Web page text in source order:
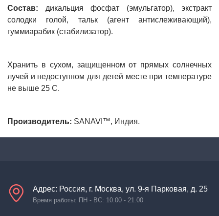
Состав: дикальция фосфат (эмульгатор), экстракт
солодки голой, тальк (агент антислеживающий),
гуммиарабик (стабилизатор).
Хранить в сухом, защищенном от прямых солнечных
лучей и недоступном для детей месте при температуре
не выше 25 С.
Производитель: SАNAVI™, Индия.
Адрес: Россия, г. Москва, ул. 9-я Парковая, д. 25
Время работы: ПН - ВС: 10.00 - 21.00